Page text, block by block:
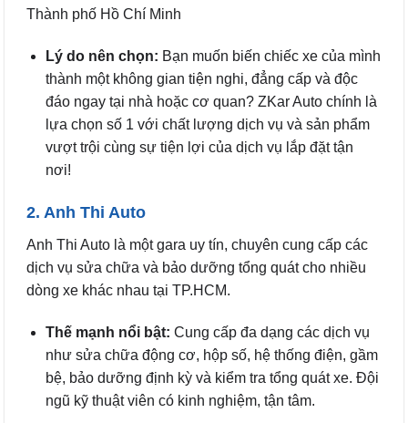
Thành phố Hồ Chí Minh
Lý do nên chọn: Bạn muốn biến chiếc xe của mình
thành một không gian tiện nghi, đẳng cấp và độc
đáo ngay tại nhà hoặc cơ quan? ZKar Auto chính là
lựa chọn số 1 với chất lượng dịch vụ và sản phẩm
vượt trội cùng sự tiện lợi của dịch vụ lắp đặt tận
nơi!
2. Anh Thi Auto
Anh Thi Auto là một gara uy tín, chuyên cung cấp các
dịch vụ sửa chữa và bảo dưỡng tổng quát cho nhiều
dòng xe khác nhau tại TP.HCM.
Thế mạnh nổi bật: Cung cấp đa dạng các dịch vụ
như sửa chữa động cơ, hộp số, hệ thống điện, gầm
bệ, bảo dưỡng định kỳ và kiểm tra tổng quát xe. Đội
ngũ kỹ thuật viên có kinh nghiệm, tận tâm.